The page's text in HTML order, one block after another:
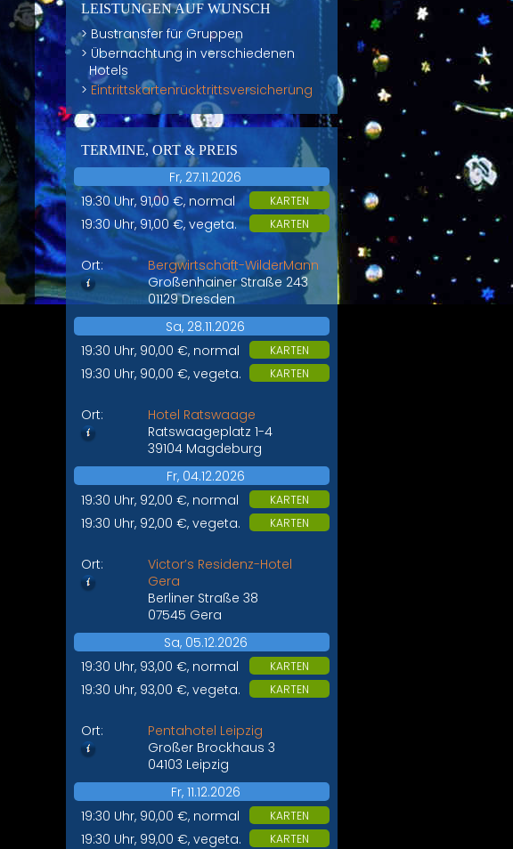
LEISTUNGEN AUF WUNSCH
Bustransfer für Gruppen
Übernachtung in verschiedenen
Hotels
Eintrittskartenrücktrittsversicherung
TERMINE, ORT & PREIS
Fr, 27.11.2026
19:30 Uhr, 91,00 €, normal
KARTEN
19:30 Uhr, 91,00 €, vegeta. KARTEN
Ort:
Bergwirtschaft-WilderMann
Großenhainer Straße 243
01129 Dresden
Sa, 28.11.2026
19:30 Uhr, 90,00 €, normal
KARTEN
19:30 Uhr, 90,00 €, vegeta. KARTEN
Ort:
Hotel Ratswaage
Ratswaageplatz 1-4
39104 Magdeburg
Fr, 04.12.2026
19:30 Uhr, 92,00 €, normal
KARTEN
19:30 Uhr, 92,00 €, vegeta. KARTEN
Ort:
Victor’s Residenz-Hotel
Gera
Berliner Straße 38
07545 Gera
Sa, 05.12.2026
19:30 Uhr, 93,00 €, normal
KARTEN
19:30 Uhr, 93,00 €, vegeta. KARTEN
Ort:
Pentahotel Leipzig
Großer Brockhaus 3
04103 Leipzig
Fr, 11.12.2026
19:30 Uhr, 90,00 €, normal
KARTEN
19:30 Uhr, 99,00 €, vegeta. KARTEN